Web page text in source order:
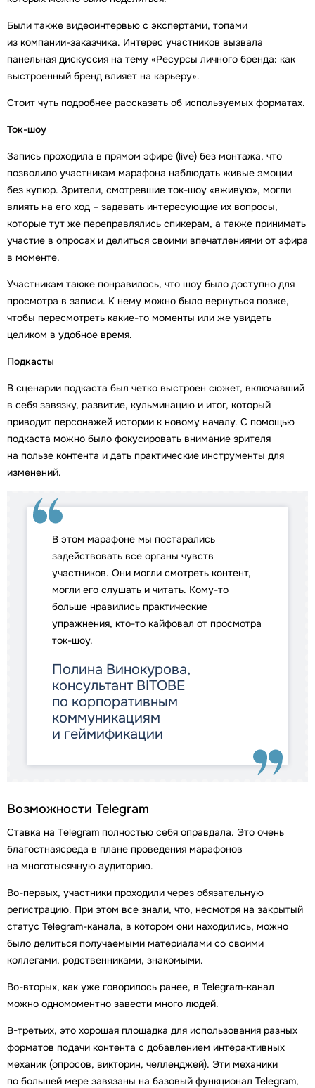
Были также видеоинтервью с экспертами, топами
из компании-заказчика. Интерес участников вызвала
панельная дискуссия на тему «Ресурсы личного бренда: как
выстроенный бренд влияет на карьеру».
Стоит чуть подробнее рассказать об используемых форматах.
Ток-шоу
Запись проходила в прямом эфире (live) без монтажа, что
позволило участникам марафона наблюдать живые эмоции
без купюр. Зрители, смотревшие ток-шоу «вживую», могли
влиять на его ход – задавать интересующие их вопросы,
которые тут же переправлялись спикерам, а также принимать
участие в опросах и делиться своими впечатлениями от эфира
в моменте.
Участникам также понравилось, что шоу было доступно для
просмотра в записи. К нему можно было вернуться позже,
чтобы пересмотреть какие-то моменты или же увидеть
целиком в удобное время.
Подкасты
В сценарии подкаста был четко выстроен сюжет, включавший
в себя завязку, развитие, кульминацию и итог, который
приводит персонажей истории к новому началу. С помощью
подкаста можно было фокусировать внимание зрителя
на пользе контента и дать практические инструменты для
изменений.
В этом марафоне мы постарались
задействовать все органы чувств
участников. Они могли смотреть контент,
могли его слушать и читать. Кому-то
больше нравились практические
упражнения, кто-то кайфовал от просмотра
ток-шоу.
Полина Винокурова,
консультант BITOBE
по корпоративным
коммуникациям
и геймификации
Возможности Telegram
Ставка на Тelegram полностью себя оправдала. Это очень
благостнаясреда в плане проведения марафонов
на многотысячную аудиторию.
Во-первых, участники проходили через обязательную
регистрацию. При этом все знали, что, несмотря на закрытый
статус Telegram-канала, в котором они находились, можно
было делиться получаемыми материалами со своими
коллегами, родственниками, знакомыми.
Во-вторых, как уже говорилось ранее, в Telegram-канал
можно одномоментно завести много людей.
В-третьих, это хорошая площадка для использования разных
форматов подачи контента с добавлением интерактивных
механик (опросов, викторин, челленджей). Эти механики
по большей мере завязаны на базовый функционал Telegram,